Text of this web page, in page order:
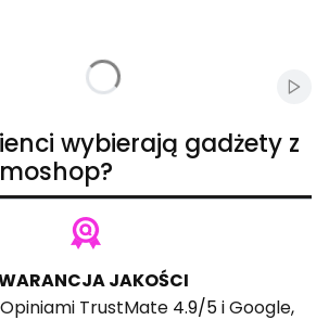
wybierają gadżety z
JAKOŚCI
Opiniami TrustMate4.9/5 iGoogle,